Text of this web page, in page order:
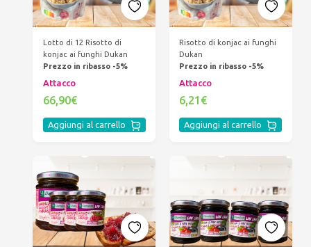
Lotto di 12 Risotto di
konjac ai funghi Dukan
Prezzo in ribasso -5%
Attacco
66,90€
Aggiungi al carrello
Risotto di konjac ai funghi
Dukan
Prezzo in ribasso -5%
Attacco
6,21€
Aggiungi al carrello